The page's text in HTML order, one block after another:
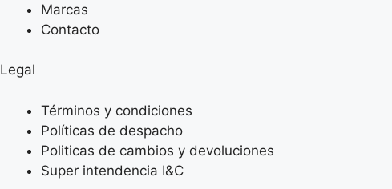
Marcas
Contacto
Legal
Términos y condiciones
Políticas de despacho
Politicas de cambios y devoluciones
Super intendencia I&C